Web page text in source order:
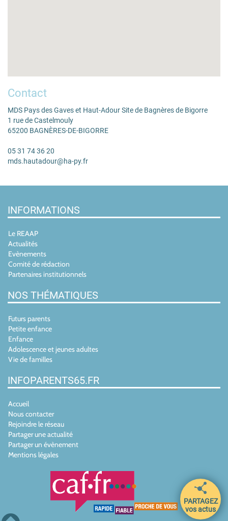
Contact
MDS Pays des Gaves et Haut-Adour Site de Bagnères de Bigorre
1 rue de Castelmouly
65200 BAGNÈRES-DE-BIGORRE
05 31 74 36 20
mds.hautadour@ha-py.fr
PARTAGEZ
vos actus
INFORMATIONS
Le REAAP
Actualités
Evènements
Comité de rédaction
Partenaires institutionnels
NOS THÉMATIQUES
Futurs parents
Petite enfance
Enfance
Adolescence et jeunes adultes
Vie de familles
INFOPARENTS65.FR
Accueil
Nous contacter
Rejoindre le réseau
Partager une actualité
Partager un évènement
Mentions légales